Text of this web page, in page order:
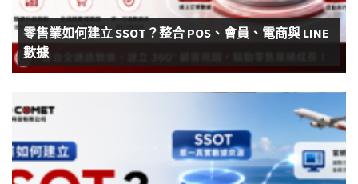
零售業如何建立 SSOT？整合 POS、會員、電商與 LINE
數據